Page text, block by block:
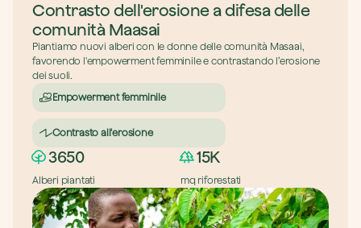
Contrasto dell'erosione a difesa delle
comunità Maasai
Piantiamo nuovi alberi con le donne delle comunità Masaai,
favorendo l'empowerment femminile e contrastando l’erosione
dei suoli.
Empowerment femminile
Contrasto all'erosione
3650
Alberi piantati
15K
mq riforestati